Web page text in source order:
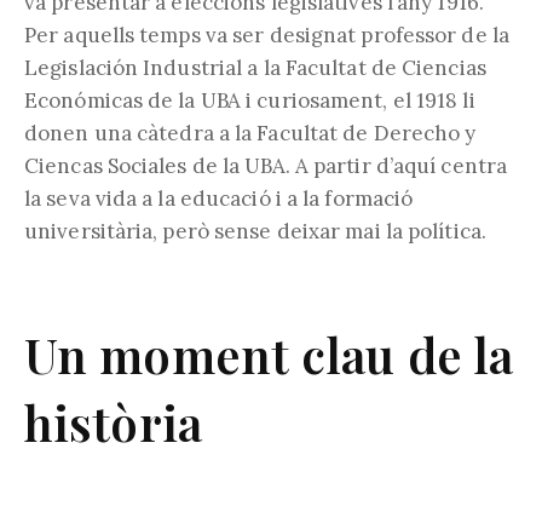
Per aquells temps va ser designat professor de la
Legislación Industrial a la Facultat de Ciencias
Económicas de la UBA i curiosament, el 1918 li
donen una càtedra a la Facultat de Derecho y
Ciencas Sociales de la UBA. A partir d’aquí centra
la seva vida a la educació i a la formació
universitària, però sense deixar mai la política.
Un moment clau de la
història